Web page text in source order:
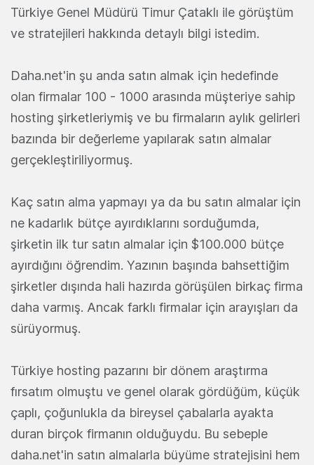
Türkiye Genel Müdürü Timur Çataklı ile görüştüm
ve stratejileri hakkında detaylı bilgi istedim.
Daha.net'in şu anda satın almak için hedefinde
olan firmalar 100 - 1000 arasında müşteriye sahip
hosting şirketleriymiş ve bu firmaların aylık gelirleri
bazında bir değerleme yapılarak satın almalar
gerçekleştiriliyormuş.
Kaç satın alma yapmayı ya da bu satın almalar için
ne kadarlık bütçe ayırdıklarını sorduğumda,
şirketin ilk tur satın almalar için $100.000 bütçe
ayırdığını öğrendim. Yazının başında bahsettiğim
şirketler dışında hali hazırda görüşülen birkaç firma
daha varmış. Ancak farklı firmalar için arayışları da
sürüyormuş.
Türkiye hosting pazarını bir dönem araştırma
fırsatım olmuştu ve genel olarak gördüğüm, küçük
çaplı, çoğunlukla da bireysel çabalarla ayakta
duran birçok firmanın olduğuydu. Bu sebeple
daha.net'in satın almalarla büyüme stratejisini hem